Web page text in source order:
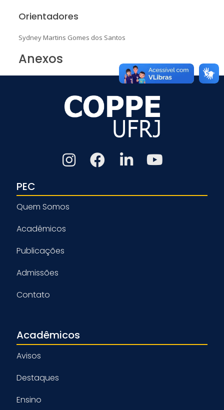
Orientadores
Sydney Martins Gomes dos Santos
Anexos
PEC
Quem Somos
Acadêmicos
Publicações
Admissões
Contato
Acadêmicos
Avisos
Destaques
Ensino